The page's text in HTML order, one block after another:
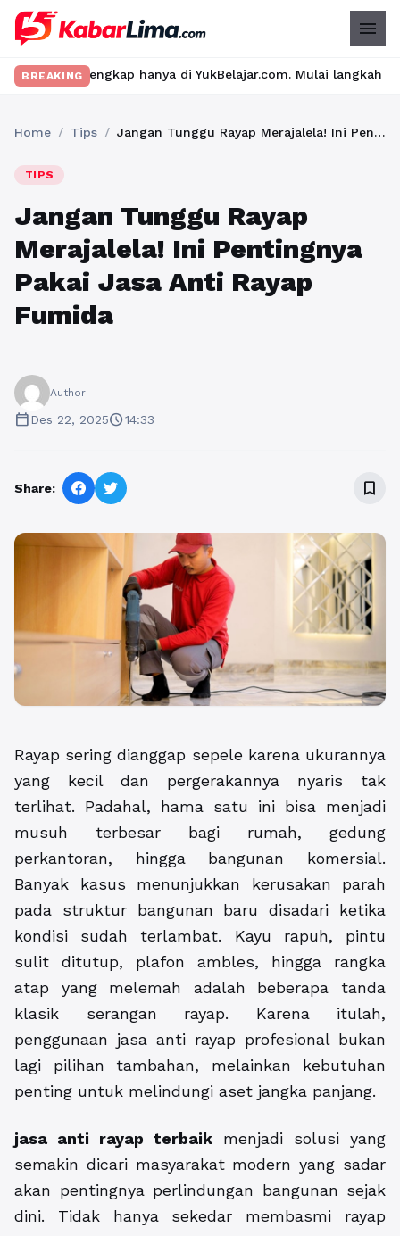
menu
BREAKING
hanya di YukBelajar.com. Mulai langkah suksesmu
Home / Tips / Jangan Tunggu Rayap Merajalela! Ini Pentingnya Pakai Jasa Anti Rayap Fumida
TIPS
Jangan Tunggu Rayap
Merajalela! Ini Pentingnya
Pakai Jasa Anti Rayap
Fumida
Author
calendar_todayDes 22, 2025schedule14:33
Share: bookmark_border
Rayap sering dianggap sepele karena ukurannya
yang kecil dan pergerakannya nyaris tak
terlihat. Padahal, hama satu ini bisa menjadi
musuh terbesar bagi rumah, gedung
perkantoran, hingga bangunan komersial.
Banyak kasus menunjukkan kerusakan parah
pada struktur bangunan baru disadari ketika
kondisi sudah terlambat. Kayu rapuh, pintu
sulit ditutup, plafon ambles, hingga rangka
atap yang melemah adalah beberapa tanda
klasik serangan rayap. Karena itulah,
penggunaan jasa anti rayap profesional bukan
lagi pilihan tambahan, melainkan kebutuhan
penting untuk melindungi aset jangka panjang.
jasa anti rayap terbaik menjadi solusi yang
semakin dicari masyarakat modern yang sadar
akan pentingnya perlindungan bangunan sejak
dini. Tidak hanya sekedar membasmi rayap